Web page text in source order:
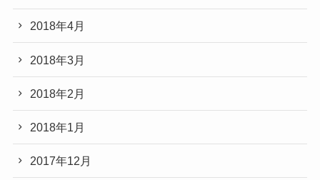
2018年4月
2018年3月
2018年2月
2018年1月
2017年12月